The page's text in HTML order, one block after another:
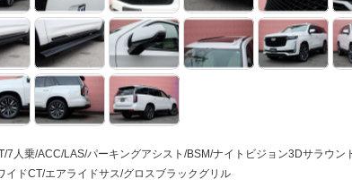
7人乗/ACC/LAS/パーキングアシスト/BSM/ナイトビジョン3Dサラウン
イドCT/エアライドサス/グロスブラックグリル